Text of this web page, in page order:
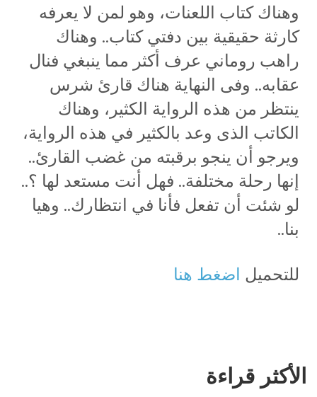
وهناك كتاب اللعنات، وهو لمن لا يعرفه
كارثة حقيقية بين دفتي كتاب.. وهناك
راهب روماني عرف أكثر مما ينبغي فنال
عقابه.. وفى النهاية هناك قارئ شرس
ينتظر من هذه الرواية الكثير، وهناك
الكاتب الذى وعد بالكثير في هذه الرواية،
ويرجو أن ينجو برقبته من غضب القارئ..
إنها رحلة مختلفة.. فهل أنت مستعد لها ؟..
لو شئت أن تفعل فأنا في انتظارك.. وهيا
بنا..
للتحميل اضغط هنا
الأكثر قراءة